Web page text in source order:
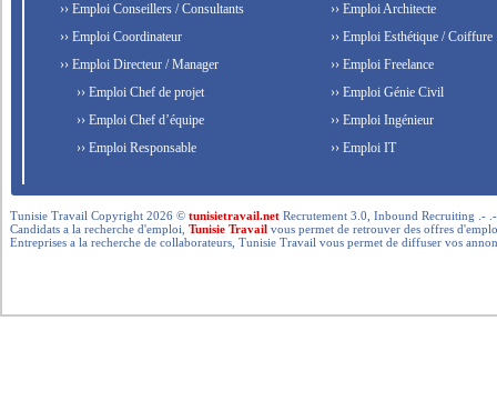
›› Emploi Conseillers / Consultants
›› Emploi Coordinateur
›› Emploi Directeur / Manager
›› Emploi Chef de projet
›› Emploi Chef d’équipe
›› Emploi Responsable
›› Emploi Architecte
›› Emploi Esthétique / Coiffure
›› Emploi Freelance
›› Emploi Génie Civil
›› Emploi Ingénieur
›› Emploi IT
Tunisie Travail Copyright 2026 ©tunisietravail.net Recrutement 3.0, Inbound Recruiting .-
Candidats a la recherche d'emploi,Tunisie Travail vous permet de retrouver des offres
Entreprises a la recherche de collaborateurs, Tunisie Travail vous permet de diffuser vos